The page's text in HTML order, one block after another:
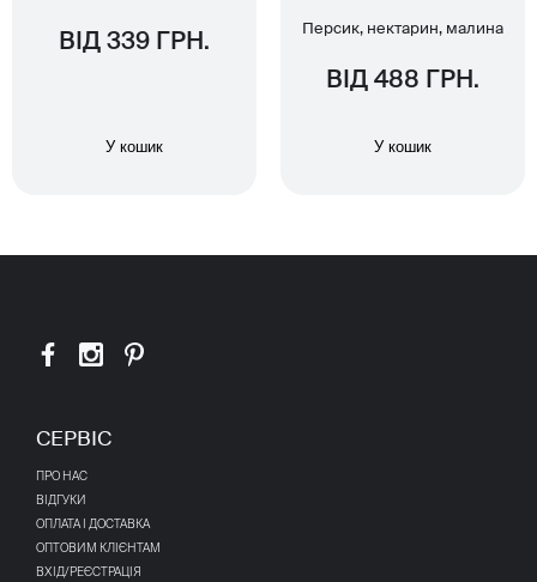
ВІД 339 ГРН.
У кошик
Персик, нектарин, малина
ВІД 488 ГРН.
У кошик
СЕРВІС
ПРО НАС
ВІДГУКИ
ОПЛАТА І ДОСТАВКА
ОПТОВИМ КЛІЄНТАМ
ВХІД/РЕЄСТРАЦІЯ